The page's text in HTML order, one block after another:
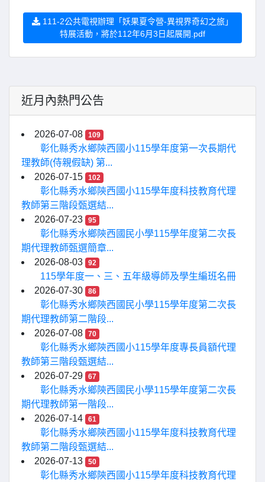
111-2公共電視辦理「妖果夏令營-異視界奇幻之旅」
特展活動，將於112年6月3日起展開.pdf
近月內熱門公告
2026-07-08 109
彰化縣秀水鄉陝西國小115學年度第一次長期代
理教師(侍親假缺) 第...
2026-07-15
102
彰化縣秀水鄉陝西國小115學年度科技教育代理
教師第三階段甄選結...
2026-07-23
95
彰化縣秀水鄉陝西國民小學115學年度第二次長
期代理教師甄選簡章...
2026-08-03
92
115學年度一、三、五年級導師及學生編班名冊
2026-07-30
86
彰化縣秀水鄉陝西國民小學115學年度第二次長
期代理教師第二階段...
2026-07-08
70
彰化縣秀水鄉陝西國小115學年度專長員額代理
教師第三階段甄選結...
2026-07-29
67
彰化縣秀水鄉陝西國民小學115學年度第二次長
期代理教師第一階段...
2026-07-14
61
彰化縣秀水鄉陝西國小115學年度科技教育代理
教師第二階段甄選結...
2026-07-13
50
彰化縣秀水鄉陝西國小115學年度科技教育代理